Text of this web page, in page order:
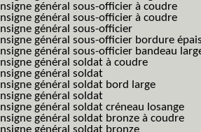
Insigne général sous-officier à coudre
Insigne général sous-officier à coudre
Insigne général sous-officier
Insigne général sous-officier bordure
Insigne général sous-officier bandeau
Insigne général soldat à coudre
Insigne général soldat
Insigne général soldat bord large
Insigne général soldat
Insigne général soldat créneau losange
Insigne général soldat bronze à coudre
Insigne général soldat bronze